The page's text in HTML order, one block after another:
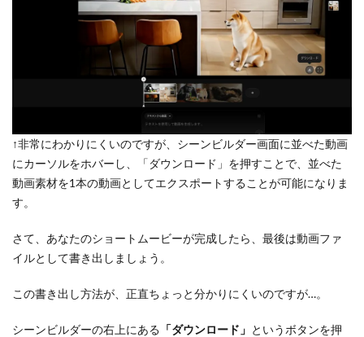
↑非常にわかりにくいのですが、シーンビルダー画面に並べた動画
にカーソルをホバーし、「ダウンロード」を押すことで、並べた
動画素材を1本の動画としてエクスポートすることが可能になりま
す。
さて、あなたのショートムービーが完成したら、最後は動画ファ
イルとして書き出しましょう。
この書き出し方法が、正直ちょっと分かりにくいのですが…。
シーンビルダーの右上にある 「ダウンロード」 というボタンを押